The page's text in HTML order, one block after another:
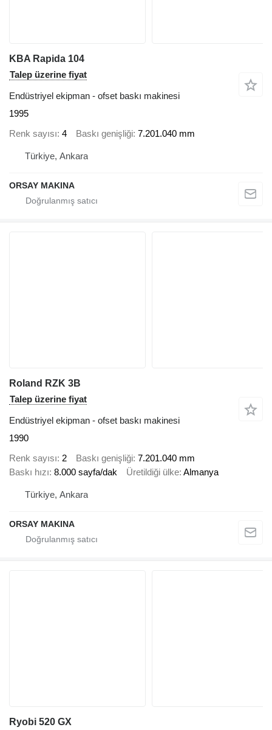
KBA Rapida 104
Talep üzerine fiyat
Endüstriyel ekipman - ofset baskı makinesi
1995
Renk sayısı 4 Baskı genişliği 7.201.040 mm
Türkiye, Ankara
ORSAY MAKINA
Roland RZK 3B
Talep üzerine fiyat
Endüstriyel ekipman - ofset baskı makinesi
1990
Renk sayısı 2 Baskı genişliği 7.201.040 mm
Baskı hızı 8.000 sayfa/dak Üretildiği ülke Almanya
Türkiye, Ankara
ORSAY MAKINA
Ryobi 520 GX